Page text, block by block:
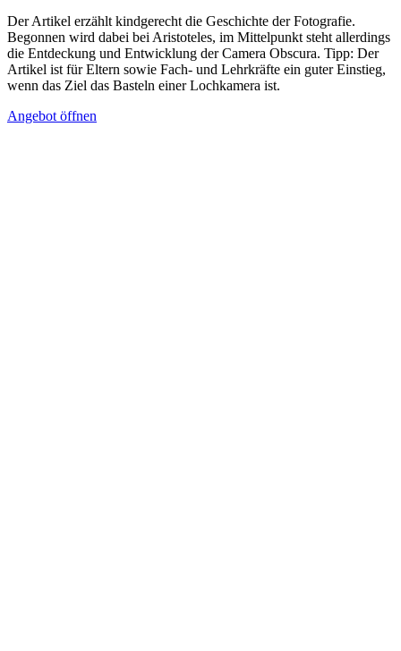
Der Artikel erzählt kindgerecht die Geschichte der Fotografie.
Begonnen wird dabei bei Aristoteles, im Mittelpunkt steht allerdings
die Entdeckung und Entwicklung der Camera Obscura. Tipp: Der
Artikel ist für Eltern sowie Fach- und Lehrkräfte ein guter Einstieg,
wenn das Ziel das Basteln einer Lochkamera ist.
Angebot öffnen